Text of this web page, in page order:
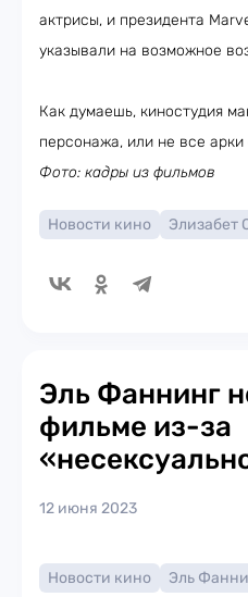
актрисы, и президента
указывали на возможное
Как думаешь, киностудия
персонажа, или не все
Фото: кадры из фильмов
Новости кино Элизабет
Эль Фаннинг
фильме из-за
12 июня 2023
Новости кино
Эль